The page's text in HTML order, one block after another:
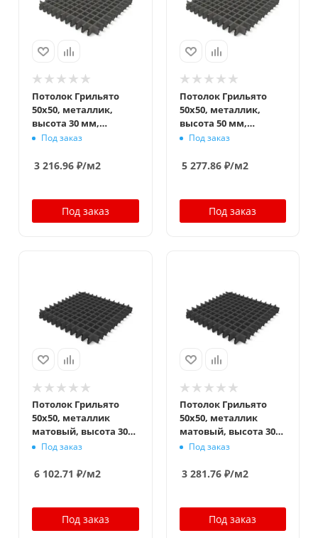
Потолок Грильято
50x50, металлик,
высота 30 мм,
ширина 10 мм
Под заказ
3 216.96 ₽/м2
Под заказ
Потолок Грильято
50x50, металлик,
высота 50 мм,
ширина 10 мм
Под заказ
5 277.86₽/м2
Под заказ
Потолок Грильято
50x50, металлик
матовый, высота 30
мм, ширина 5 мм
Под заказ
6 102.71 ₽/м2
Под заказ
Потолок Грильято
50x50, металлик
матовый, высота 30
мм, ширина 10 мм
Под заказ
3 281.76₽/м2
Под заказ